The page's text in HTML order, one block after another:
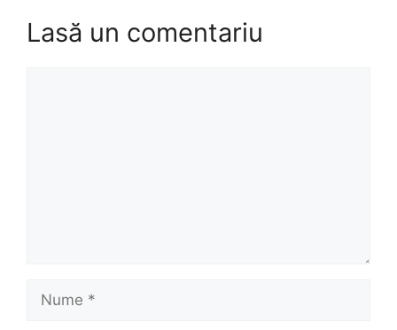
Lasă un comentariu
Nume